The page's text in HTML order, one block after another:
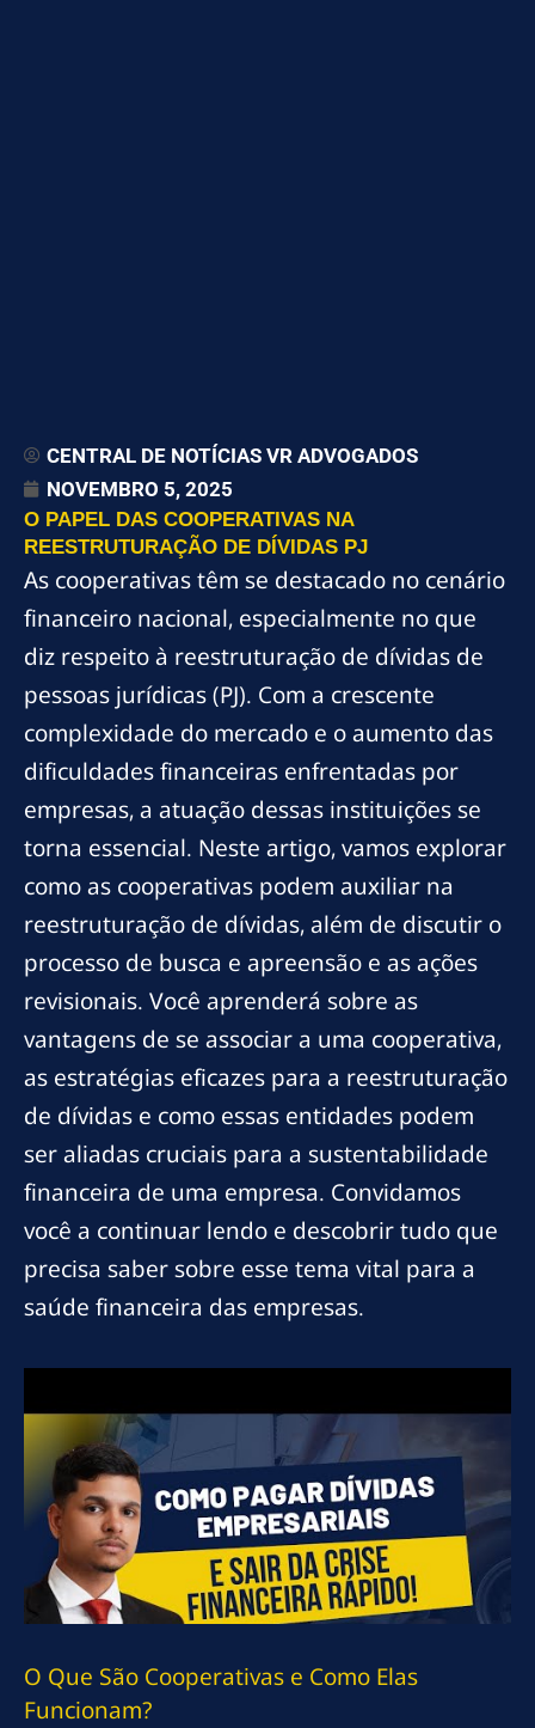
CENTRAL DE NOTÍCIAS VR ADVOGADOS
NOVEMBRO 5, 2025
O PAPEL DAS COOPERATIVAS NA
REESTRUTURAÇÃO DE DÍVIDAS PJ
As cooperativas têm se destacado no cenário
financeiro nacional, especialmente no que
diz respeito à reestruturação de dívidas de
pessoas jurídicas (PJ). Com a crescente
complexidade do mercado e o aumento das
dificuldades financeiras enfrentadas por
empresas, a atuação dessas instituições se
torna essencial. Neste artigo, vamos explorar
como as cooperativas podem auxiliar na
reestruturação de dívidas, além de discutir o
processo de busca e apreensão e as ações
revisionais. Você aprenderá sobre as
vantagens de se associar a uma cooperativa,
as estratégias eficazes para a reestruturação
de dívidas e como essas entidades podem
ser aliadas cruciais para a sustentabilidade
financeira de uma empresa. Convidamos
você a continuar lendo e descobrir tudo que
precisa saber sobre esse tema vital para a
saúde financeira das empresas.
O Que São Cooperativas e Como Elas
Funcionam?